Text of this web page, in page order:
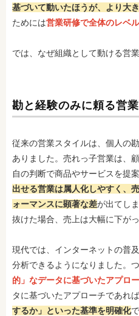
基づいて動いたほうが、より大
ためには営業研修で全体のレベ
では、なぜ組織として動ける営
勘と経験のみに頼る営
従来の営業スタイルは、個人の
ありました。売れっ子営業は、
自の判断で商品やサービスを提
出せる営業は属人化しやすく、
ォーマンスに顕著な差が出てし
抜けた場合、売上は大幅に下が
現代では、インターネットの普
分析できるようになりました。つ
的」なデータに基づいたアプロ
タに基づいたアプローチであれば
するか」といった基準を明確化